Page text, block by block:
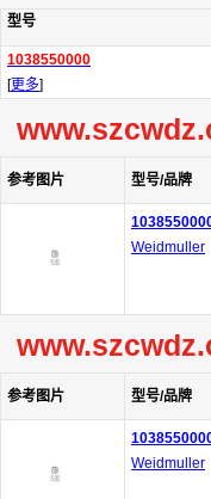
型号
1038550000
[更多]
参考图片 型号/品牌
Weidmuller
参考图片 型号/品牌
Weidmuller